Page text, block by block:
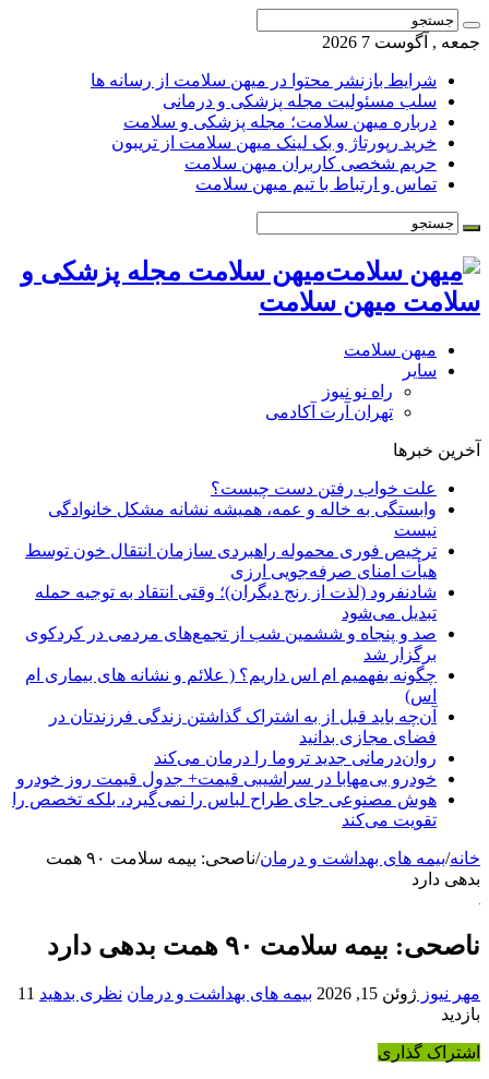
جمعه , آگوست 7 2026
شرایط بازنشر محتوا در میهن سلامت از رسانه ها
سلب مسئولیت مجله پزشکی و درمانی
درباره میهن سلامت؛ مجله پزشکی و سلامت
خرید رپورتاژ و بک لینک میهن سلامت از تریبون
حریم شخصی کاربران میهن سلامت
تماس و ارتباط با تیم میهن سلامت
میهن سلامت مجله پزشکی و
سلامت میهن سلامت
میهن سلامت
سایر
راه نو نیوز
تهران آرت آکادمی
آخرین خبرها
علت خواب رفتن دست چیست؟
وابستگی به خاله و عمه، همیشه نشانه مشکل خانوادگی
نیست
ترخیص فوری محموله راهبردی سازمان انتقال خون توسط
هیأت امنای صرفه‌جویی ارزی
شادنفرود (لذت از رنج دیگران)؛ وقتی انتقاد به توجیه حمله
تبدیل می‌شود
صد و پنجاه‌ و ششمین شب از تجمع‌های مردمی در کردکوی
برگزار شد
چگونه بفهمیم ام اس داریم؟ ( علائم و نشانه های بیماری ام
اس)
آن‌چه باید قبل از به اشتراک گذاشتن زندگی فرزندتان در
فضای مجازی بدانید
روان‌درمانی جدید تروما را درمان می‌کند
خودرو بی‌مهابا در سراشیبی قیمت+ جدول قیمت روز خودرو
هوش مصنوعی جای طراح لباس را نمی‌گیرد، بلکه تخصص را
تقویت می‌کند
خانه/بیمه های بهداشت و درمان/
ناصحی: بیمه سلامت ۹۰ همت
بدهی دارد
ناصحی: بیمه سلامت ۹۰ همت بدهی دارد
مهر نیوز ژوئن 15, 2026 بیمه های بهداشت و درمان نظری بدهید 11
بازدید
اشتراک گذاری